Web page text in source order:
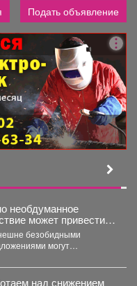
Подать объявление
необдуманное
может привести к
безобидными
могут
используют
людей, пытаясь вовлечь
над снижением